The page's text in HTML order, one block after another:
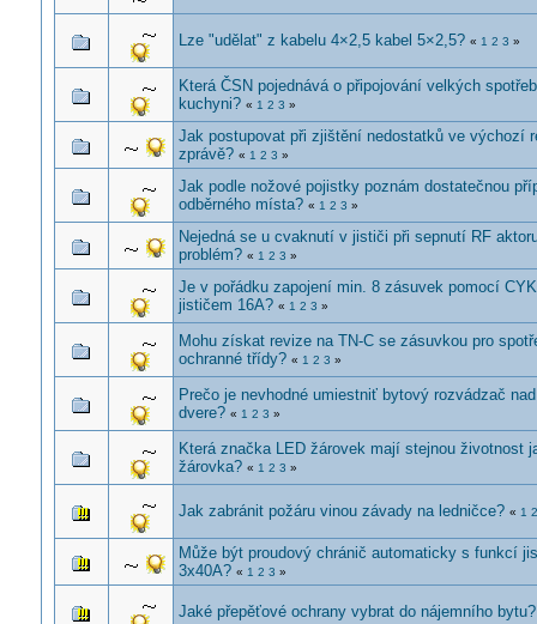
Lze "udělat" z kabelu 4×2,5 kabel 5×2,5? « 1 2 3 »
Která ČSN pojednává o připojování velkých
kuchyni? « 1 2 3 »
Jak postupovat při zjištění nedostatků ve výchozí
zprávě? « 1 2 3 »
Jak podle nožové pojistky poznám dostatečnou
odběrného místa? « 1 2 3 »
Nejedná se u cvaknutí v jističi při sepnutí RF
problém? « 1 2 3 »
Je v pořádku zapojení min. 8 zásuvek pomocí
jističem 16A? « 1 2 3 »
Mohu získat revize na TN-C se zásuvkou pro
ochranné třídy? « 1 2 3 »
Prečo je nevhodné umiestniť bytový rozvádzač
dvere? « 1 2 3 »
Která značka LED žárovek mají stejnou životnost
žárovka? « 1 2 3 »
Jak zabránit požáru vinou závady na ledničce? « 1 2
Může být proudový chránič automaticky s funkcí
3x40A? « 1 2 3 »
Jaké přepěťové ochrany vybrat do nájemního bytu?